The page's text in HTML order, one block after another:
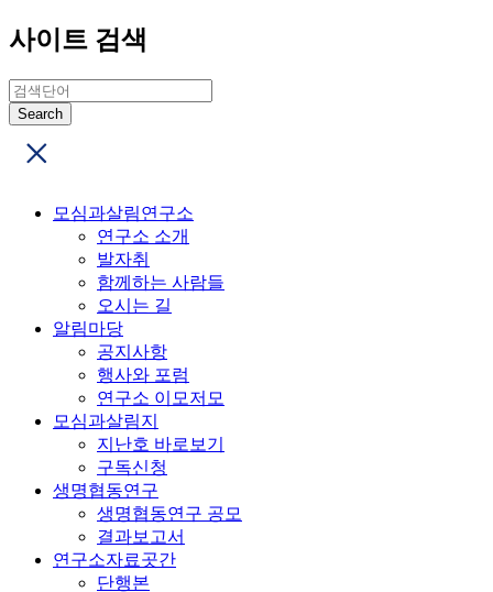
사이트 검색
모심과살림연구소
연구소 소개
발자취
함께하는 사람들
오시는 길
알림마당
공지사항
행사와 포럼
연구소 이모저모
모심과살림지
지난호 바로보기
구독신청
생명협동연구
생명협동연구 공모
결과보고서
연구소자료곳간
단행본